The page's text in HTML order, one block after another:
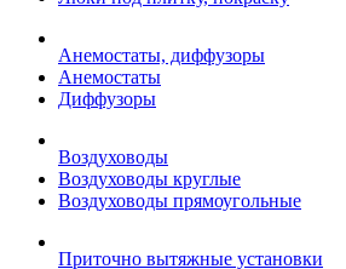
Анемостаты, диффузоры
Анемостаты
Диффузоры
Воздуховоды
Воздуховоды круглые
Воздуховоды прямоугольные
Приточно вытяжные установки